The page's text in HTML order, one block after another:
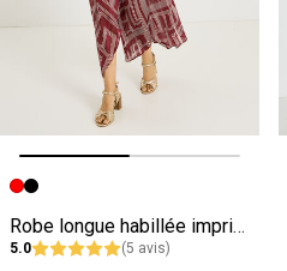
Image précédente
Image suivante
Robe longue habillée imprimé géométrique
5.0 (5 avis)